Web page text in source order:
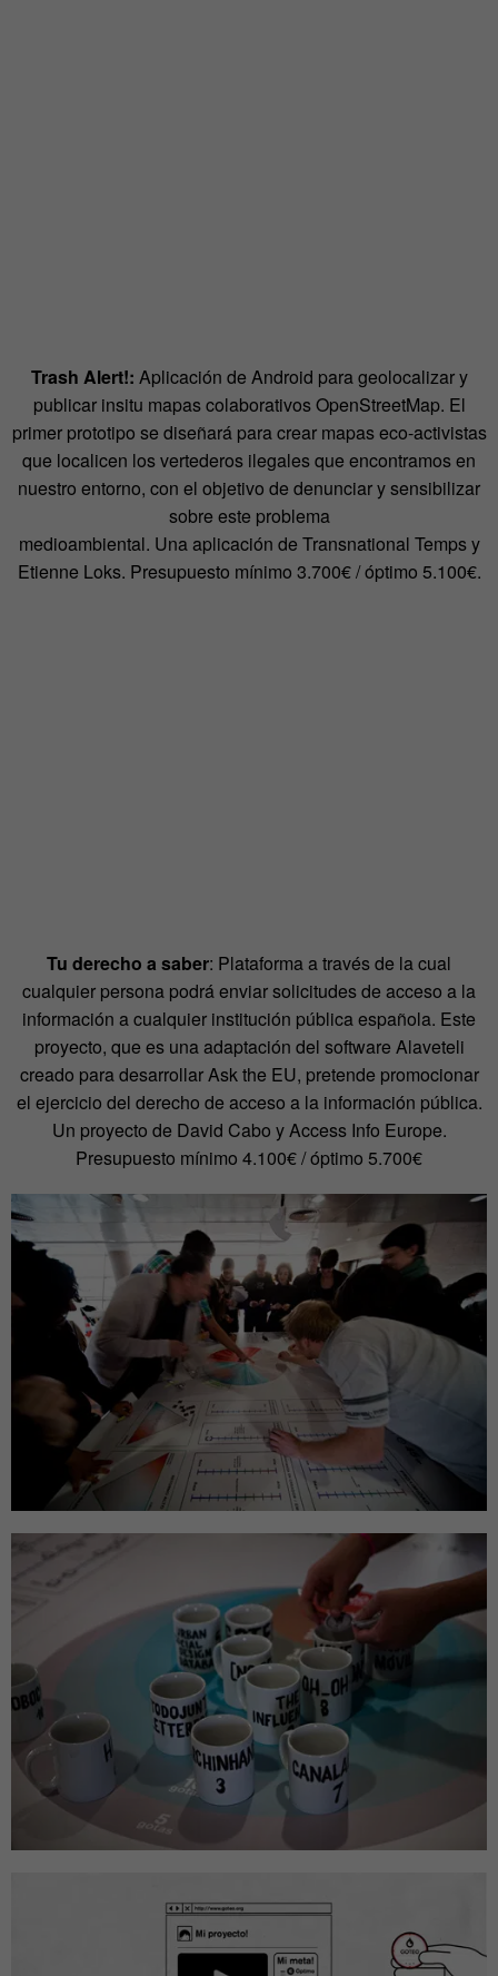
Trash Alert!: Aplicación de Android para geolocalizar y
publicar insitu mapas colaborativos OpenStreetMap. El
primer prototipo se diseñará para crear mapas eco-activistas
que localicen los vertederos ilegales que encontramos en
nuestro entorno, con el objetivo de denunciar y sensibilizar
sobre este problema
medioambiental. Una aplicación de Transnational Temps y
Etienne Loks. Presupuesto mínimo 3.700€ / óptimo 5.100€.
Tu derecho a saber: Plataforma a través de la cual
cualquier persona podrá enviar solicitudes de acceso a la
información a cualquier institución pública española. Este
proyecto, que es una adaptación del software Alaveteli
creado para desarrollar Ask the EU, pretende promocionar
el ejercicio del derecho de acceso a la información pública.
Un proyecto de David Cabo y Access Info Europe.
Presupuesto mínimo 4.100€ / óptimo 5.700€